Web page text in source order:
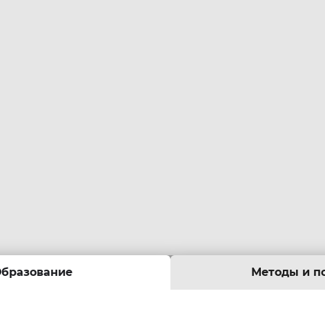
Методы и